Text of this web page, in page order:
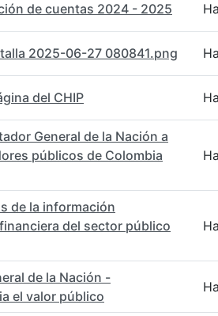
de cuentas 2024 - 2025
2025-06-27 080841.png
del CHIP
General de la Nación a
públicos de Colombia
de la información
del sector público
de la Nación -
el valor público